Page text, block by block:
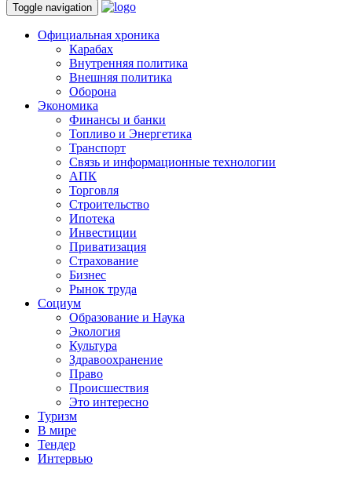
Toggle navigation
Официальная хроника
Карабах
Внутренняя политика
Внешняя политика
Оборона
Экономика
Финансы и банки
Топливо и Энергетика
Транспорт
Связь и информационные технологии
АПК
Торговля
Строительство
Ипотека
Инвестиции
Приватизация
Страхование
Бизнес
Рынок труда
Социум
Образование и Наука
Экология
Культура
Здравоохранение
Право
Происшествия
Это интересно
Туризм
В мире
Тендер
Интервью